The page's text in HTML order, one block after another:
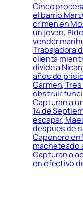
Cinco
el barrio
crimen en
un joven,
vender
Trabajadora
clienta
divide a
años de
Carmen,
obstruir
Capturan a
14 de
escapar,
después de
Caponero
macheteado
Capturan a
en efectivo